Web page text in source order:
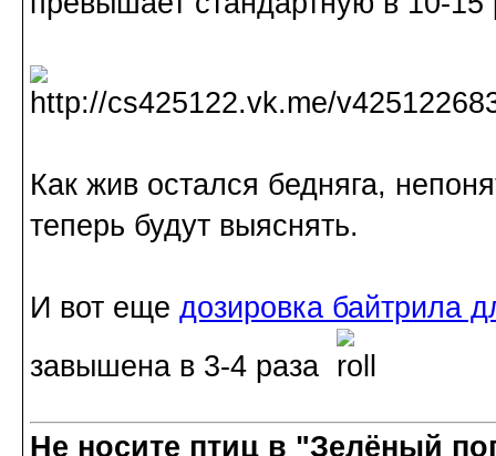
Как жив остался бедняга,
теперь будут выяснять.
И вот еще дозировка байтрила
завышена в 3-4 раза
Не носите птиц в "Зелёный